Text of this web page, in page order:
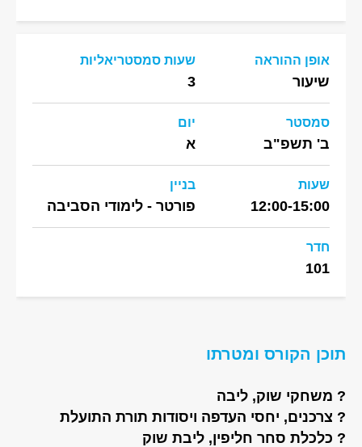
אופן ההוראה
שיעור
שעות סמסטריאליות
3
סמסטר
ב' תשפ"ב
יום
א
שעות
12:00-15:00
בניין
פורטר - לימודי הסביבה
חדר
101
תוכן הקורס ומטרתו
? משחקי שוק, ליבה
? צרכנים, יחסי העדפה ויסודות תורת התועלת
? כלכלת סחר חליפין, ליבת שוק